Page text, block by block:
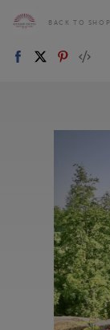
BACK TO SHOP